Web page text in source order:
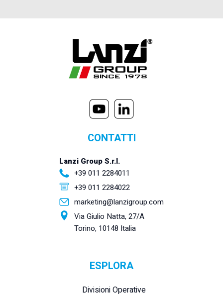
CONTATTI
Lanzi Group S.r.l.
+39 011 2284011
+39 011 2284022
marketing@lanzigroup.com
Via Giulio Natta, 27/A
Torino, 10148 Italia
ESPLORA
Divisioni Operative